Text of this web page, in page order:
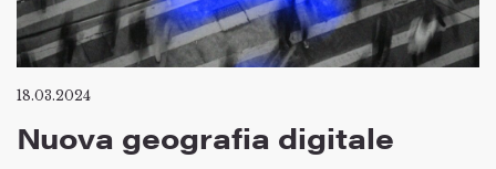
18.03.2024
Nuova geografia digitale